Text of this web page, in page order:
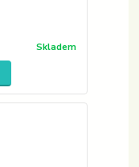
Skladem